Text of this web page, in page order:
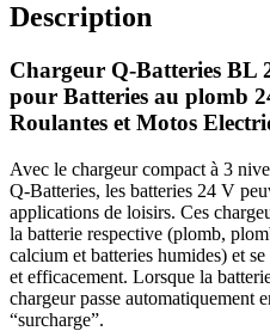
Description
Chargeur Q-Batteries BL
pour Batteries au plomb
Roulantes et Motos
Avec le chargeur compact à 3
Q-Batteries, les batteries 24 V
applications de loisirs. Ces
la batterie respective (plomb,
calcium et batteries humides) et
et efficacement. Lorsque la
chargeur passe automatiquement
“surcharge”.